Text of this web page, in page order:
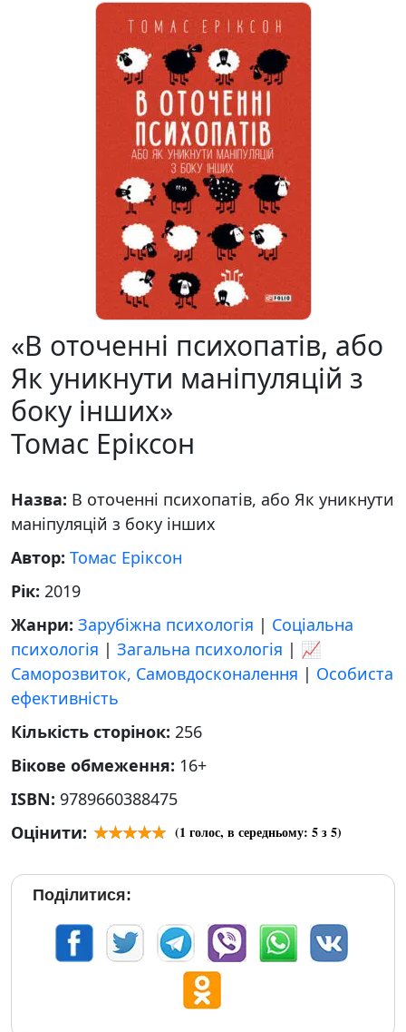
«В оточенні психопатів, або
Як уникнути маніпуляцій з
боку інших»
Томас Еріксон
Назва: В оточенні психопатів, або Як уникнути
маніпуляцій з боку інших
Автор: Томас Еріксон
Рік: 2019
Жанри: Зарубіжна психологія | Соціальна
психологія | Загальна психологія | 📈
Саморозвиток, Самовдосконалення | Особиста
ефективність
Кількість сторінок: 256
Вікове обмеження: 16+
ISBN: 9789660388475
Оцінити:
(1 голос, в середньому: 5з 5)
Поділитися: